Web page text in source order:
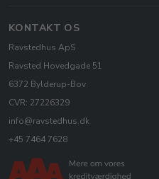
KONTAKT OS
Ravstedhus ApS
Ravsted Hovedgade 51
6372 Bylderup-Bov
CVR: 27226329
info@ravstedhus.dk
+45 7464 7628